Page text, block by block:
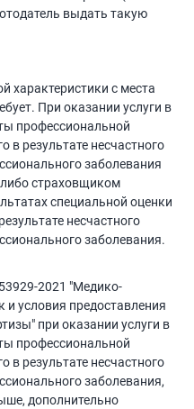
выдать такую
характеристики с места
При оказании услуги в
профессиональной
в результате несчастного
заболевания
страховщиком
специальной оценки
несчастного
заболевания.
2021 "Медико-
и условия предоставления
при оказании услуги в
профессиональной
в результате несчастного
заболевания,
дополнительно